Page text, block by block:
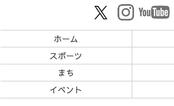
ホーム
スポーツ
まち
イベント